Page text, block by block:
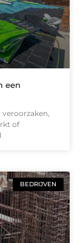
een
of
BEDRIJVEN